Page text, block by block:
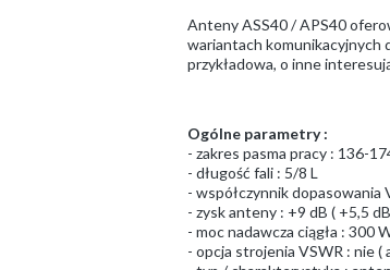
Anteny ASS40 / APS40
wariantach komunikacyjnych
przykładowa, o inne
Ogólne parametry :
- zakres pasma pracy : 136-
- długość fali : 5/8 L
- współczynnik dopasowania
- zysk anteny : +9 dB ( +5,5
- moc nadawcza ciągła : 300
- opcja strojenia VSWR : nie